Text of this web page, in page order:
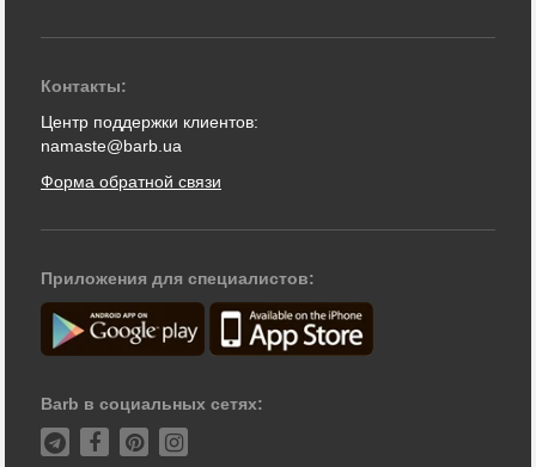
Контакты:
Центр поддержки клиентов:
namaste@barb.ua
Форма обратной связи
Приложения для специалистов:
Barb в социальных сетях: